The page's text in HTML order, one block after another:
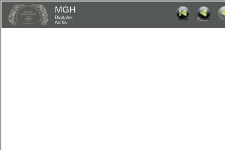
MGH
Digitales
Archiv